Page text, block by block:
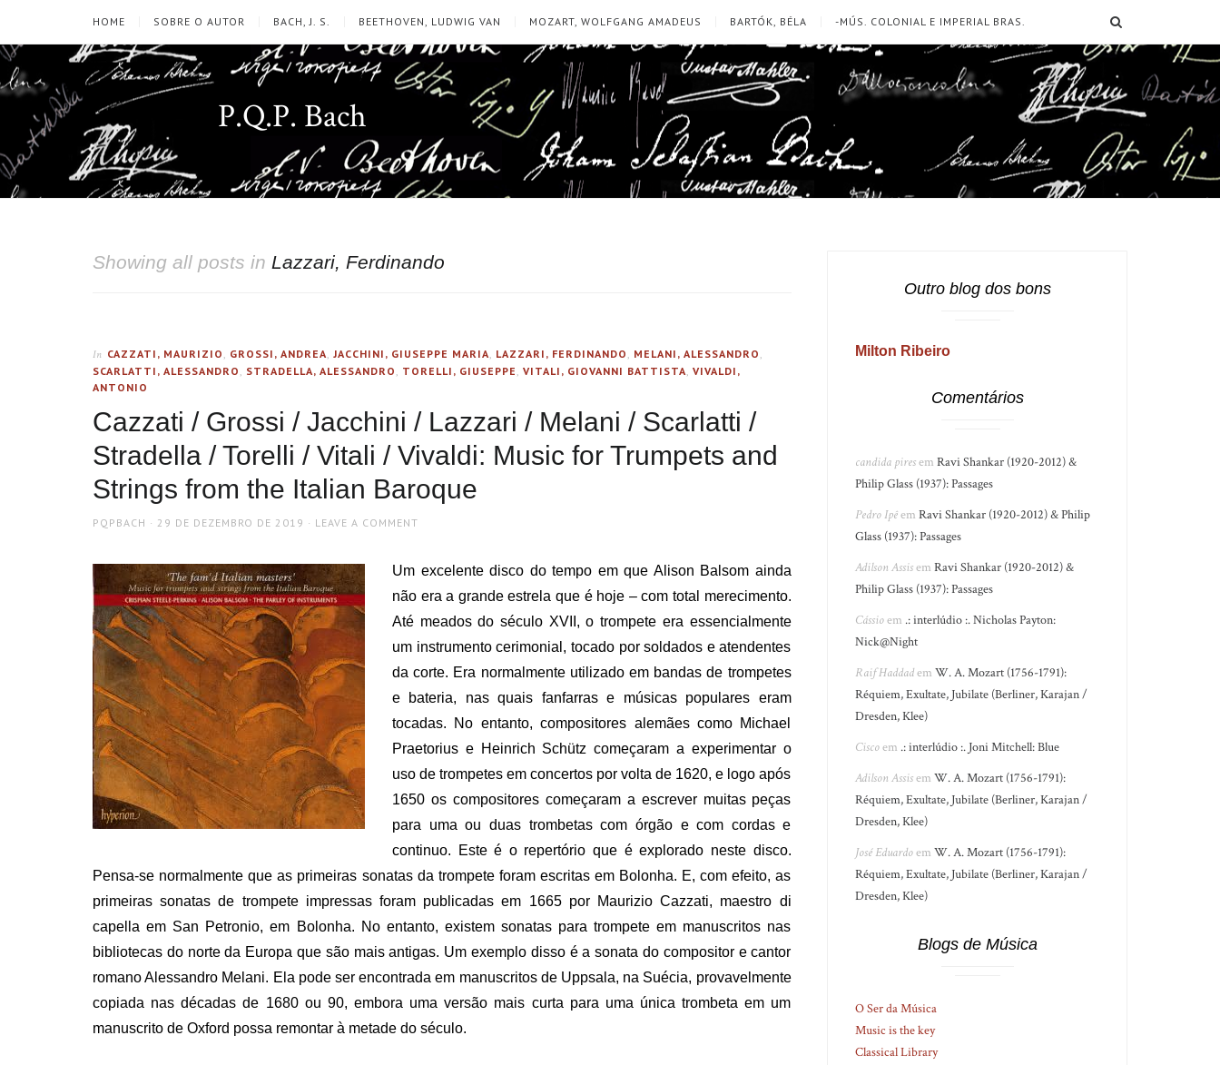
HOME SOBRE O AUTOR BACH, J. S. BEETHOVEN, LUDWIG VAN MOZART, WOLFGANG AMADEUS BARTÓK, BÉLA -MÚS. COLONIAL E IMPERIAL BRAS.
P.Q.P. Bach
Showing all posts in Lazzari, Ferdinando
In CAZZATI, MAURIZIO GROSSI, ANDREA JACCHINI, GIUSEPPE MARIA LAZZARI, FERDINANDO MELANI, ALESSANDRO
SCARLATTI, ALESSANDRO
STRADELLA, ALESSANDRO TORELLI, GIUSEPPE VITALI, GIOVANNI BATTISTA VIVALDI,
ANTONIO
Cazzati / Grossi / Jacchini / Lazzari / Melani / Scarlatti /
Stradella / Torelli / Vitali / Vivaldi: Music for Trumpets and
Strings from the Italian Baroque
AUTHOR
PQPBACH
POSTED
29 DE DEZEMBRO DE 2019 LEAVE A COMMENT
Um excelente disco do tempo em que Alison Balsom ainda
não era a grande estrela que é hoje – com total merecimento.
Até meados do século XVII, o trompete era essencialmente
um instrumento cerimonial, tocado por soldados e atendentes
da corte. Era normalmente utilizado em bandas de trompetes
e bateria, nas quais fanfarras e músicas populares eram
tocadas. No entanto, compositores alemães como Michael
Praetorius e Heinrich Schütz começaram a experimentar o
uso de trompetes em concertos por volta de 1620, e logo após
1650 os compositores começaram a escrever muitas peças
para uma ou duas trombetas com órgão e com cordas e
continuo. Este é o repertório que é explorado neste disco.
Pensa-se normalmente que as primeiras sonatas da trompete foram escritas em Bolonha. E, com efeito, as
primeiras sonatas de trompete impressas foram publicadas em 1665 por Maurizio Cazzati, maestro di
capella em San Petronio, em Bolonha. No entanto, existem sonatas para trompete em manuscritos nas
bibliotecas do norte da Europa que são mais antigas. Um exemplo disso é a sonata do compositor e cantor
romano Alessandro Melani. Ela pode ser encontrada em manuscritos de Uppsala, na Suécia, provavelmente
copiada nas décadas de 1680 ou 90, embora uma versão mais curta para uma única trombeta em um
manuscrito de Oxford possa remontar à metade do século.
Outro blog dos bons
Milton Ribeiro
Comentários
candida piresemRavi Shankar (1920-2012) &
Philip Glass (1937): Passages
Pedro IpêemRavi Shankar (1920-2012) & Philip
Glass (1937): Passages
Adilson AssisemRavi Shankar (1920-2012) &
Philip Glass (1937): Passages
Cássioem .: interlúdio :. Nicholas Payton:
Nick@Night
Raif HaddademW. A. Mozart (1756-1791):
Réquiem, Exultate, Jubilate (Berliner, Karajan /
Dresden, Klee)
Ciscoem .: interlúdio :. Joni Mitchell: Blue
Adilson AssisemW. A. Mozart (1756-1791):
Réquiem, Exultate, Jubilate (Berliner, Karajan /
Dresden, Klee)
José EduardoemW. A. Mozart (1756-1791):
Réquiem, Exultate, Jubilate (Berliner, Karajan /
Dresden, Klee)
Blogs de Música
O Ser da Música
Music is the key
Classical Library